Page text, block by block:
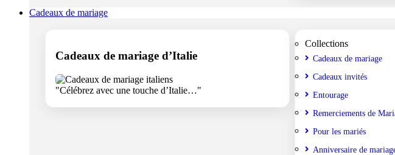
Cadeaux de mariage
Cadeaux de mariage d’Italie
"Célébrez avec une touche d’Italie…"
Collections
Cadeaux de mariage
Cadeaux invités
Entourage
Remerciements de
Pour les mariés
Anniversaire de